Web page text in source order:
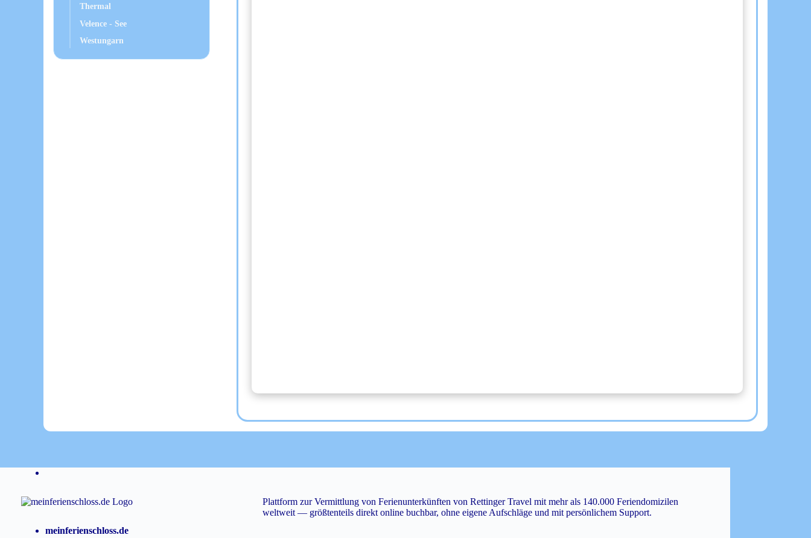
Thermal
Velence - See
Westungarn
meinferienschloss.de
Plattform zur Vermittlung von Ferienunterkünften von Rettinger Travel mit mehr als 140.000 Feriendomizilen
weltweit — größtenteils direkt online buchbar, ohne eigene Aufschläge und mit persönlichem Support.